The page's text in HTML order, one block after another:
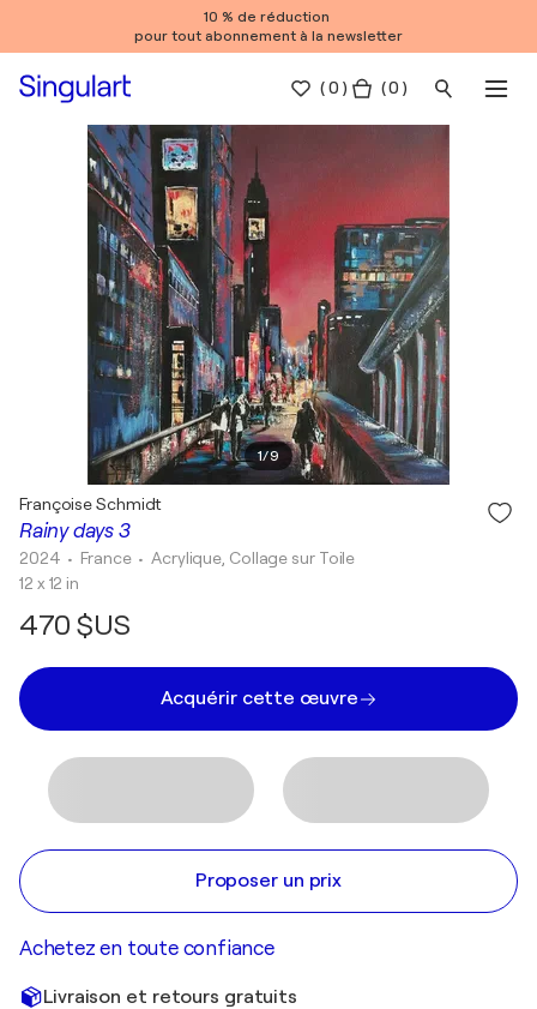
10 % de réduction
pour tout abonnement à la newsletter
(0 ) ( 0 )
1/9
Rainy days 3
Françoise Schmidt
2024 • France •Acrylique, Collage sur Toile
12 x 12 in
470 $US
Acquérir cette œuvre
Proposer un prix
Achetez en toute confiance
Livraison et retours gratuits